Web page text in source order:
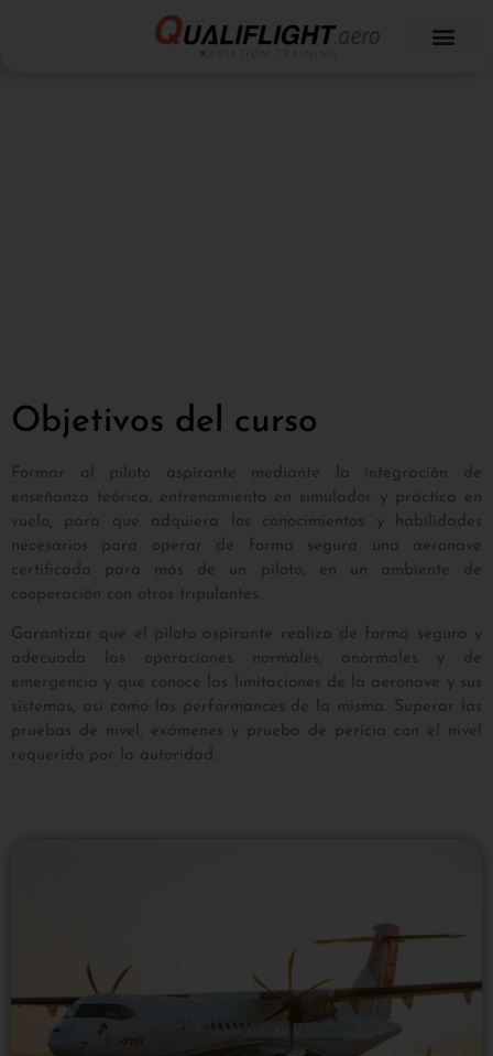
Objetivos del curso
Formar al piloto aspirante mediante la integración de
enseñanza teórica, entrenamiento en simulador y práctica en
vuelo, para que adquiera los conocimientos y habilidades
necesarios para operar de forma segura una aeronave
certificada para más de un piloto, en un ambiente de
cooperación con otros tripulantes.
Garantizar que el piloto aspirante realiza de forma segura y
adecuada las operaciones normales, anormales y de
emergencia y que conoce las limitaciones de la aeronave y sus
sistemas, así como las performances de la misma. Superar las
pruebas de nivel, exámenes y prueba de pericia con el nivel
requerido por la autoridad.